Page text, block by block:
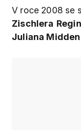
V roce 2008 se
Zischlera
Juliana